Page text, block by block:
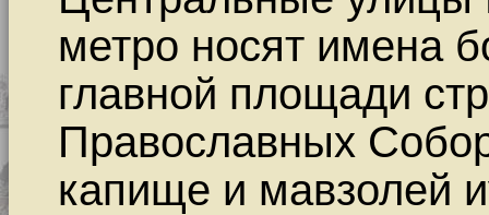
метро носят имена
главной площади
Православных
капище и мавзолей